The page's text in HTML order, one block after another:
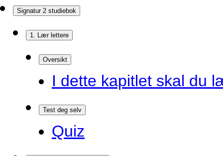
Signatur 2 studiebok
1. Lær lettere
Oversikt
I dette kapitlet skal du
Test deg selv
Quiz